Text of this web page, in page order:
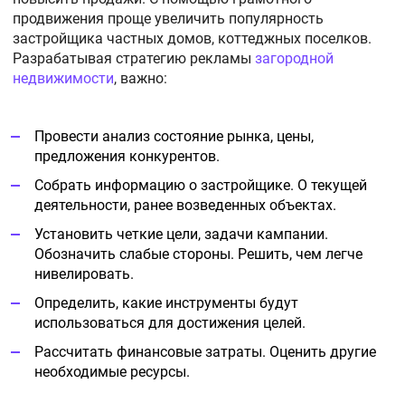
продвижения проще увеличить популярность
застройщика частных домов, коттеджных поселков.
Разрабатывая стратегию рекламы загородной
недвижимости, важно:
Провести анализ состояние рынка, цены,
предложения конкурентов.
Собрать информацию о застройщике. О текущей
деятельности, ранее возведенных объектах.
Установить четкие цели, задачи кампании.
Обозначить слабые стороны. Решить, чем легче
нивелировать.
Определить, какие инструменты будут
использоваться для достижения целей.
Рассчитать финансовые затраты. Оценить другие
необходимые ресурсы.